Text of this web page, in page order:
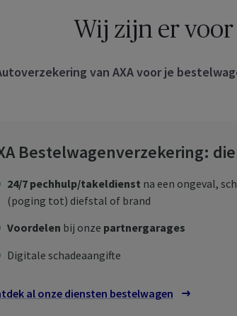
Wij zijn er voor
van AXA voor je
Bestelwagenverzekering:
24/7 pechhulp/takeldienst na een ongeval,
(poging tot) diefstal of brand
Voordelen bij onze partnergarages
Digitale schadeaangifte
al onze diensten bestelwagen